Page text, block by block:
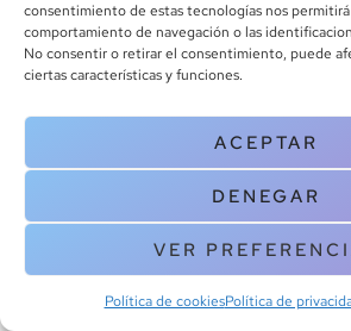
consentimiento de estas tecnologías nos
comportamiento de navegación o las
No consentir o retirar el consentimiento, puede
ciertas características y funciones.
ACEPTAR
DENEGAR
VER
Política de cookiesPolítica de
info@canoalibros.com
pedidos@canoalibros.com
+34 934 242 391
CONTACTO
Copyright © 2025 Canoa Libros. All Rights
cookies